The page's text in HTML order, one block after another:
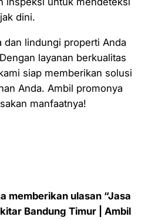
dini.
dan lindungi properti Anda
layanan berkualitas
siap memberikan solusi
Anda. Ambil promonya
manfaatnya!
memberikan ulasan “Jasa
Bandung Timur | Ambil